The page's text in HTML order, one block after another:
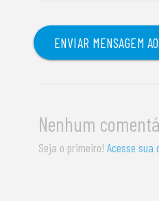
ENVIAR MENSAGEM
Nenhum
Seja o primeiro!Acesse sua